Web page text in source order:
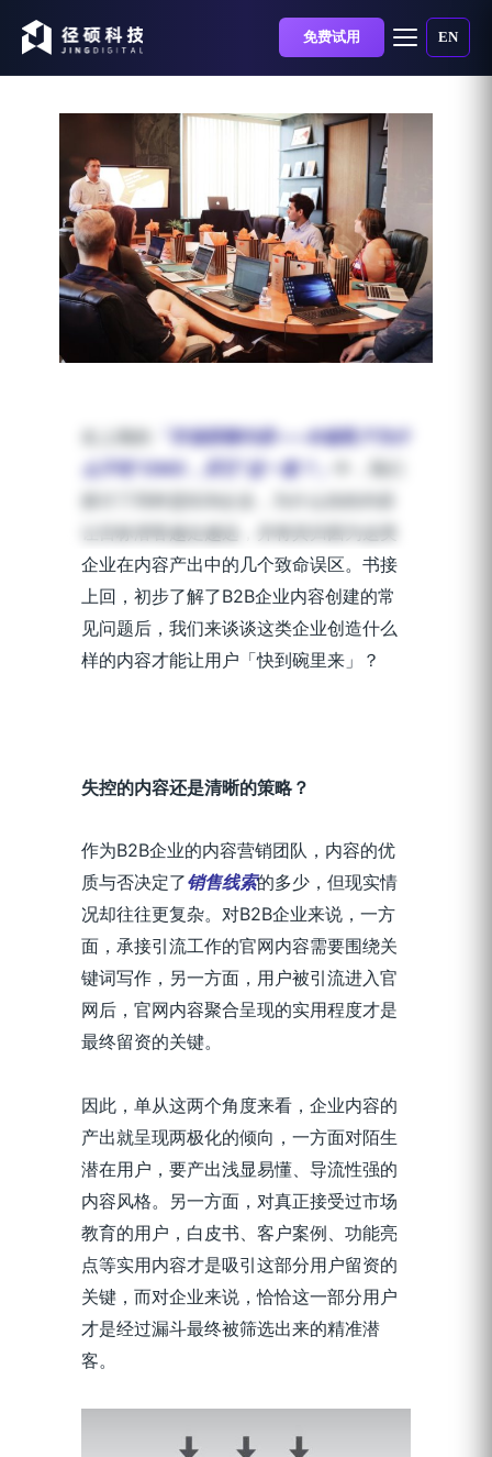
免费试用 EN
B2B内容营销面朝大海，
怎么让用户「快到碗里
来」？
发布时间：2020-03-27 | 阅读时长：4 分钟
在上期的
「市场部聊内容——B端客户为什
么不吃“OMG，买它”这一套？」
让目标潜客越走越远，并将其归因为这类
企业在内容产出中的几个致命误区。书接
上回，初步了解了B2B企业内容创建的常
见问题后，我们来谈谈这类企业创造什么
样的内容才能让用户「快到碗里来」？
失控的内容还是清晰的策略？
作为B2B企业的内容营销团队，内容的优
质与否决定了销售线索的多少，但现实情
况却往往更复杂。对B2B企业来说，一方
面，承接引流工作的官网内容需要围绕关
键词写作，另一方面，用户被引流进入官
网后，官网内容聚合呈现的实用程度才是
最终留资的关键。
因此，单从这两个角度来看，企业内容的
产出就呈现两极化的倾向，一方面对陌生
潜在用户，要产出浅显易懂、导流性强的
内容风格。另一方面，对真正接受过市场
教育的用户，白皮书、客户案例、功能亮
点等实用内容才是吸引这部分用户留资的
关键，而对企业来说，恰恰这一部分用户
才是经过漏斗最终被筛选出来的精准潜
客。